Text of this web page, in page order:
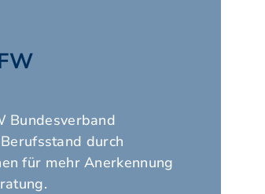
Bundesverband
durch
für mehr Anerkennung